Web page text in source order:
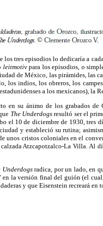
los tres episodios lo dedicaría a
leitmotivpara los episodios, o
de México, las pirámides, las
los indios, los obreros, los
a los mexicanos), la
en su ánimo de los grabados
The Underdogs resultó ser el
el 10 de diciembre de 1930, tres
y estableció su rutina;
unos cristos coloniales en el
Atzcapotzalco-La Villa. Al
Underdogsradica, por un lado, en
la versión final del guión (el
y que Eisenstein recreará